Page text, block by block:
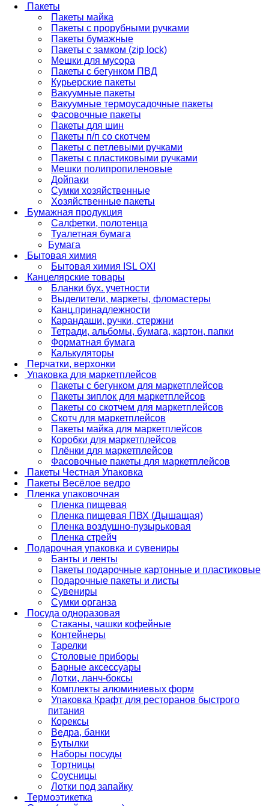
Пакеты
Пакеты майка
Пакеты с прорубными ручками
Пакеты бумажные
Пакеты с замком (zip lock)
Мешки для мусора
Пакеты с бегунком ПВД
Курьерские пакеты
Вакуумные пакеты
Вакуумные термоусадочные пакеты
Фасовочные пакеты
Пакеты для шин
Пакеты п/п со скотчем
Пакеты с петлевыми ручками
Пакеты с пластиковыми ручками
Мешки полипропиленовые
Дойпаки
Сумки хозяйственные
Хозяйственные пакеты
Бумажная продукция
Салфетки, полотенца
Туалетная бумага
Бумага
Бытовая химия
Бытовая химия ISL OXI
Канцелярские товары
Бланки бух. учетности
Выделители, маркеты, фломастеры
Канц.принадлежности
Карандаши, ручки, стержни
Тетради, альбомы, бумага, картон, папки
Форматная бумага
Калькуляторы
Перчатки, верхонки
Упаковка для маркетплейсов
Пакеты с бегунком для маркетплейсов
Пакеты зиплок для маркетплейсов
Пакеты со скотчем для маркетплейсов
Скотч для маркетплейсов
Пакеты майка для маркетплейсов
Коробки для маркетплейсов
Плёнки для маркетплейсов
Фасовочные пакеты для маркетплейсов
Пакеты Честная Упаковка
Пакеты Весёлое ведро
Пленка упаковочная
Пленка пищевая
Пленка пищевая ПВХ (Дышащая)
Пленка воздушно-пузырьковая
Пленка стрейч
Подарочная упаковка и сувениры
Банты и ленты
Пакеты подарочные картонные и пластиковые
Подарочные пакеты и листы
Сувениры
Сумки органза
Посуда одноразовая
Стаканы, чашки кофейные
Контейнеры
Тарелки
Столовые приборы
Барные аксессуары
Лотки, ланч-боксы
Комплекты алюминиевых форм
Упаковка Крафт для ресторанов быстрого
питания
Корексы
Ведра, банки
Бутылки
Наборы посуды
Тортницы
Соусницы
Лотки под запайку
Термоэтикетка